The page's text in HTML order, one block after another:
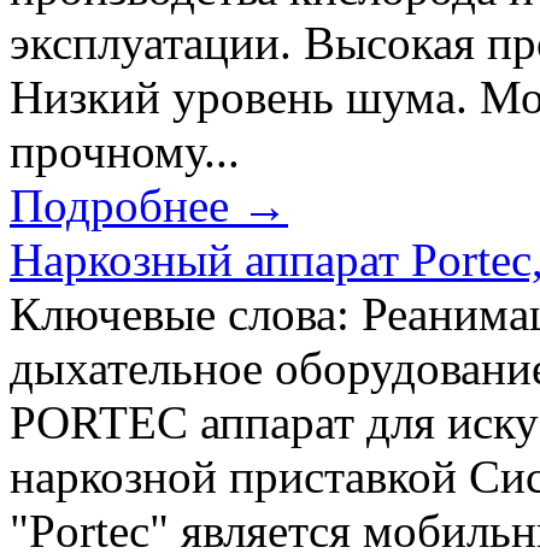
эксплуатации. Высокая
Низкий уровень шума.
прочному...
Подробнее →
Наркозный аппарат
Ключевые слова:
дыхательное
PORTEC аппарат для
наркозной приставкой
"Portec" является